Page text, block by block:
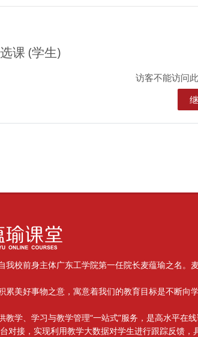
(学生)
生)
课 (学生)
访客不能访问
我校前身主体广东工学院第一任院长麦蕴瑜之名。
累美好事物之意，寓意着我们的教育目标是不断向
教学、学习与教学管理“一站式”服务，是高水平在
对接，实现利用教学大数据对学生进行跟踪反馈